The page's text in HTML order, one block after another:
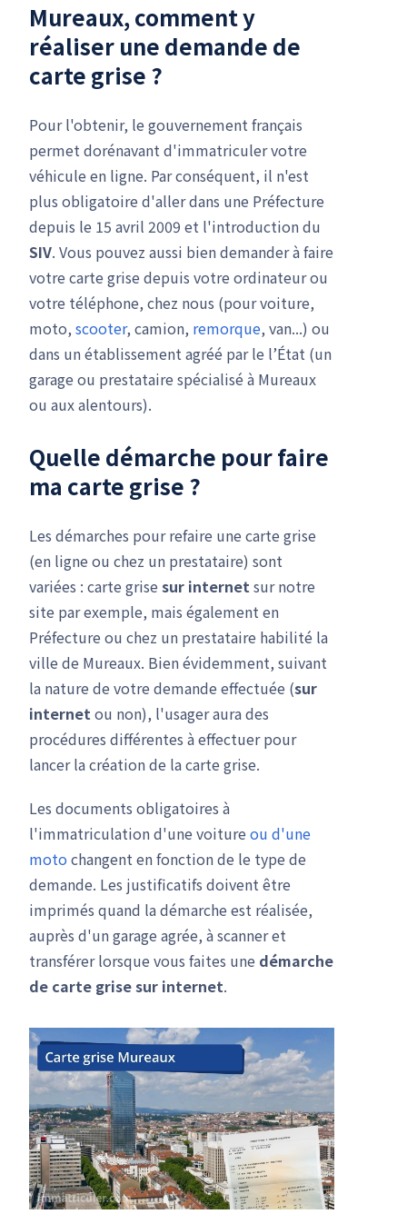
Mureaux, comment y
réaliser une demande de
carte grise ?
Pour l'obtenir, le gouvernement français
permet dorénavant d'immatriculer votre
véhicule en ligne. Par conséquent, il n'est
plus obligatoire d'aller dans une Préfecture
depuis le 15 avril 2009 et l'introduction du
SIV. Vous pouvez aussi bien demander à faire
votre carte grise depuis votre ordinateur ou
votre téléphone, chez nous (pour voiture,
moto, scooter, camion, remorque, van...) ou
dans un établissement agréé par le l’État (un
garage ou prestataire spécialisé à Mureaux
ou aux alentours).
Quelle démarche pour faire
ma carte grise ?
Les démarches pour refaire une carte grise
(en ligne ou chez un prestataire) sont
variées : carte grise sur internetsur notre
site par exemple, mais également en
Préfecture ou chez un prestataire habilité la
ville de Mureaux. Bien évidemment, suivant
la nature de votre demande effectuée (sur
internetou non), l'usager aura des
procédures différentes à effectuer pour
lancer la création de la carte grise.
Les documents obligatoires à
l'immatriculation d'une voiture ou d'une
motochangent en fonction de le type de
demande. Les justificatifs doivent être
imprimés quand la démarche est réalisée,
auprès d'un garage agrée, à scanner et
transférer lorsque vous faites une démarche
de carte grisesur internet.